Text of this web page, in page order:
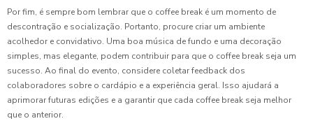
Por fim, é sempre bom lembrar que o coffee break é um momento de
descontração e socialização. Portanto, procure criar um ambiente
acolhedor e convidativo. Uma boa música de fundo e uma decoração
simples, mas elegante, podem contribuir para que o coffee break seja um
sucesso. Ao final do evento, considere coletar feedback dos
colaboradores sobre o cardápio e a experiência geral. Isso ajudará a
aprimorar futuras edições e a garantir que cada coffee break seja melhor
que o anterior.